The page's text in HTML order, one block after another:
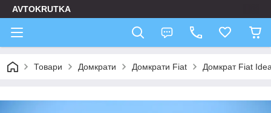
AVTOKRUTKA
Товари Домкрати Домкрати Fiat Домкрат Fiat